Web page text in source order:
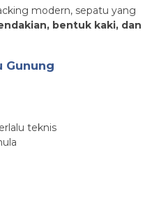
modern, sepatu yang
bentuk kaki, dan
Gunung
teknis